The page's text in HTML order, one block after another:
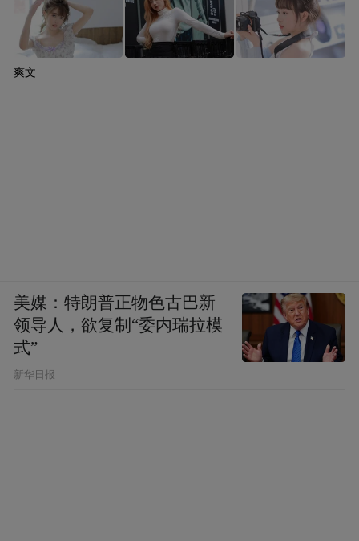
爽文
美媒：特朗普正物色古巴新
领导人，欲复制“委内瑞拉模
式”
新华日报